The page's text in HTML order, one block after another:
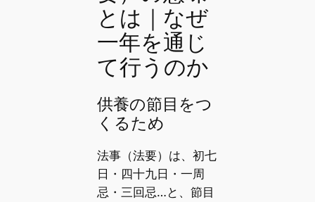
とは｜なぜ
一年を通じ
て行うのか
供養の節目をつ
くるため
法事（法要）は、初七
日・四十九日・一周
忌・三回忌…と、節目